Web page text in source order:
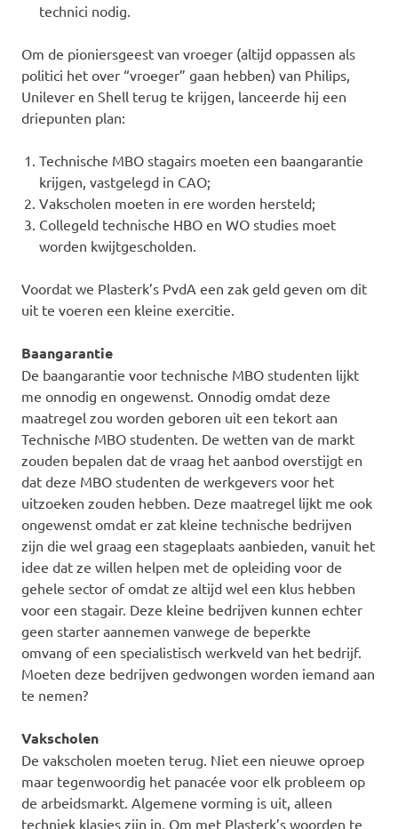
technici nodig.
Om de pioniersgeest van vroeger (altijd oppassen als
politici het over “vroeger” gaan hebben) van Philips,
Unilever en Shell terug te krijgen, lanceerde hij een
driepunten plan:
Technische MBO stagairs moeten een baangarantie
krijgen, vastgelegd in CAO;
Vakscholen moeten in ere worden hersteld;
Collegeld technische HBO en WO studies moet
worden kwijtgescholden.
Voordat we Plasterk’s PvdA een zak geld geven om dit
uit te voeren een kleine exercitie.
Baangarantie
De baangarantie voor technische MBO studenten lijkt
me onnodig en ongewenst. Onnodig omdat deze
maatregel zou worden geboren uit een tekort aan
Technische MBO studenten. De wetten van de markt
zouden bepalen dat de vraag het aanbod overstijgt en
dat deze MBO studenten de werkgevers voor het
uitzoeken zouden hebben. Deze maatregel lijkt me ook
ongewenst omdat er zat kleine technische bedrijven
zijn die wel graag een stageplaats aanbieden, vanuit het
idee dat ze willen helpen met de opleiding voor de
gehele sector of omdat ze altijd wel een klus hebben
voor een stagair. Deze kleine bedrijven kunnen echter
geen starter aannemen vanwege de beperkte
omvang of een specialistisch werkveld van het bedrijf.
Moeten deze bedrijven gedwongen worden iemand aan
te nemen?
Vakscholen
De vakscholen moeten terug. Niet een nieuwe oproep
maar tegenwoordig het panacée voor elk probleem op
de arbeidsmarkt. Algemene vorming is uit, alleen
techniek klasjes zijn in. Om met Plasterk’s woorden te